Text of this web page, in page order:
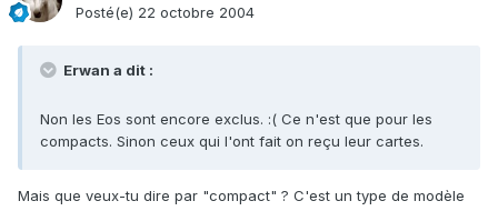
Posté(e) 22 octobre 2004
Erwan a dit :
Non les Eos sont encore exclus. :( Ce n'est que pour les
compacts. Sinon ceux qui l'ont fait on reçu leur cartes.
Mais que veux-tu dire par "compact" ? C'est un type de modèle